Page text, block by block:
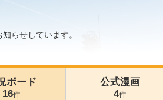
らせしています。
ボード
16件
公式漫画
4件